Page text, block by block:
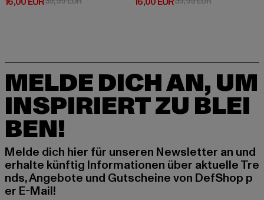
MELDE DICH AN, UM
INSPIRIERT ZU BLEI
BEN!
Melde dich hier für unseren Newsletter an und
erhalte künftig Informationen über aktuelle Tre
nds, Angebote und Gutscheine von DefShop p
er E-Mail!